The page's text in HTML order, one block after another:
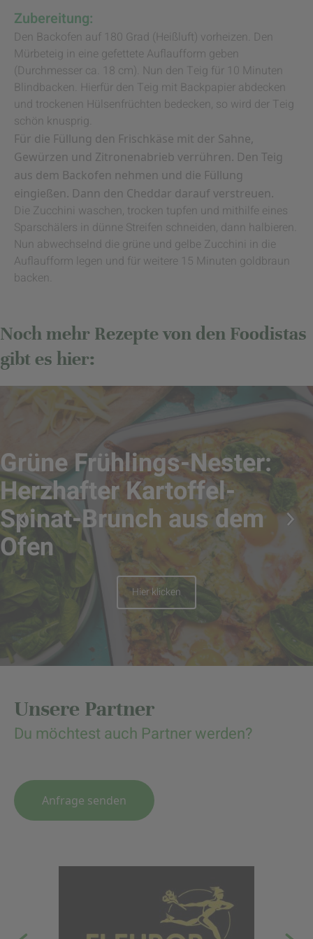
Zubereitung:
Den Backofen auf 180 Grad (Heißluft) vorheizen. Den
Mürbeteig in eine gefettete Auflaufform geben
(Durchmesser ca. 18 cm). Nun den Teig für 10 Minuten
Blindbacken. Hierfür den Teig mit Backpapier abdecken
und trockenen Hülsenfrüchten bedecken, so wird der Teig
schön knusprig.
Für die Füllung den Frischkäse mit der Sahne,
Gewürzen und Zitronenabrieb verrühren. Den Teig
aus dem Backofen nehmen und die Füllung
eingießen. Dann den Cheddar darauf verstreuen.
Die Zucchini waschen, trocken tupfen und mithilfe eines
Sparschälers in dünne Streifen schneiden, dann halbieren.
Nun abwechselnd die grüne und gelbe Zucchini in die
Auflaufform legen und für weitere 15 Minuten goldbraun
backen.
Noch mehr Rezepte von den Foodistas
gibt es hier:
Grüne Frühlings-Nester:
Herzhafter Kartoffel-
Spinat-Brunch aus dem
Ofen
Hier klicken
Unsere Partner
Du möchtest auch Partner werden?
Anfrage senden